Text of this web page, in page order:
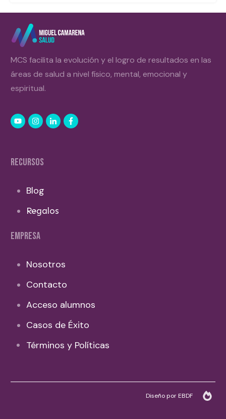
MCS facilita la evolución y el logro de resultados en las
áreas de salud a nivel físico, mental, emocional y
espiritual.
RECURSOS
Blog
Regalos
EMPRESA
Nosotros
Contacto
Acceso alumnos
Casos de Éxito
Términos y Políticas
Diseño por EBDF